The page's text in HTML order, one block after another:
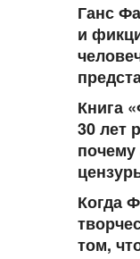
Ганс
и
Книга
30 лет
почему
Когда
том,